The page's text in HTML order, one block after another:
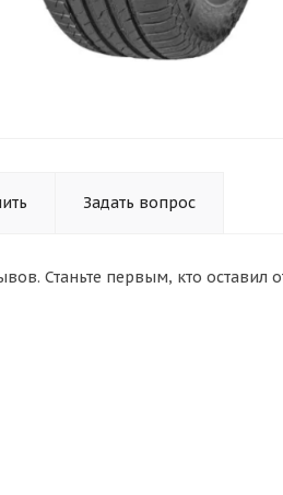
Задать вопрос
Станьте первым, кто оставил